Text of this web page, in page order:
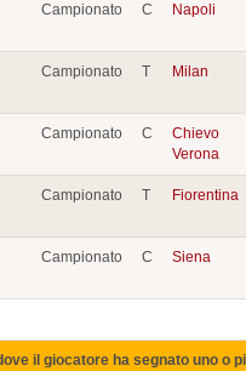
Campionato C Napoli
Campionato T Milan
Campionato C
Chievo
Verona
Campionato T Fiorentina
Campionato C Siena
il giocatore ha segnato uno o